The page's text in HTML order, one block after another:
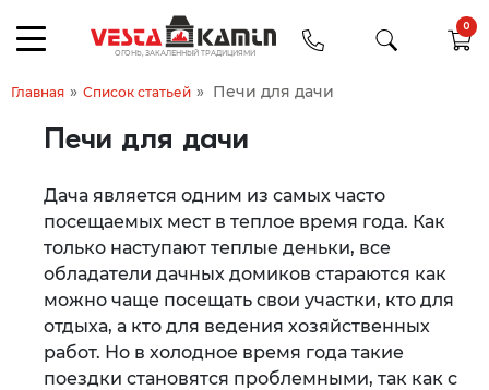
0
Главная » Список статьей » Печи для дачи
Печи для дачи
Дача является одним из самых часто
посещаемых мест в теплое время года. Как
только наступают теплые деньки, все
обладатели дачных домиков стараются как
можно чаще посещать свои участки, кто для
отдыха, а кто для ведения хозяйственных
работ. Но в холодное время года такие
поездки становятся проблемными, так как с